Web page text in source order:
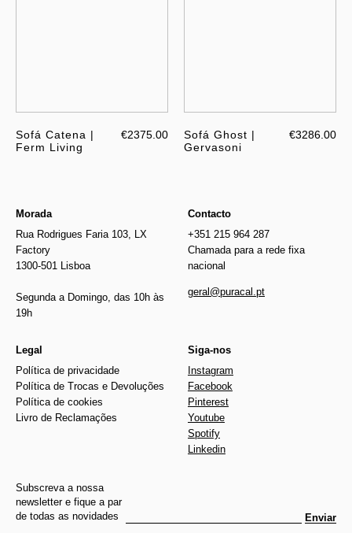
Sofá Catena |
Ferm Living
€2375.00
Sofá Ghost |
Gervasoni
€3286.00
Morada
Rua Rodrigues Faria 103, LX
Factory
1300-501 Lisboa
Segunda a Domingo, das 10h às
19h
Contacto
+351 215 964 287
Chamada para a rede fixa
nacional
geral@puracal.pt
Legal
Política de privacidade
Política de Trocas e Devoluções
Política de cookies
Livro de Reclamações
Siga-nos
Instagram
Facebook
Pinterest
Youtube
Spotify
Linkedin
Subscreva a nossa
newsletter e fique a par
de todas as novidades
Enviar